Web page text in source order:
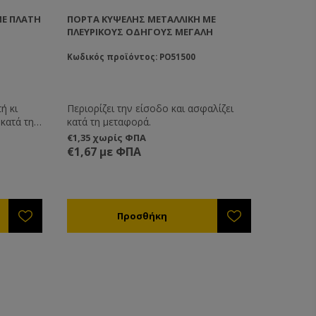
ΠΛΆΤΗ
κι
την
άλλων
την
ΠΌΡΤΑ ΚΥΨΈΛΗΣ ΜΕΤΑΛΛΙΚΉ ΜΕ
ΠΛΕΥΡΙΚΟΎΣ ΟΔΗΓΟΎΣ ΜΕΓΆΛΗ
Κωδικός προϊόντος: PO51500
Περιορίζει την είσοδο και ασφαλίζει
κατά τη μεταφορά.
€1,35 χωρίς ΦΠΑ
€1,67 με ΦΠΑ